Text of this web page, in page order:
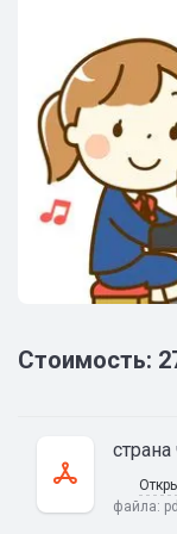
Стоимость:
файла: